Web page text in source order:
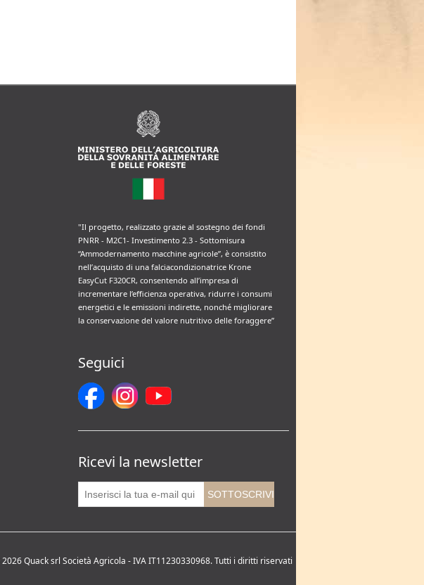
"Il progetto, realizzato grazie al sostegno dei fondi
PNRR - M2C1- Investimento 2.3 - Sottomisura
“Ammodernamento macchine agricole”, è consistito
nell’acquisto di una falciacondizionatrice Krone
EasyCut F320CR, consentendo all’impresa di
incrementare l’efficienza operativa, ridurre i consumi
energetici e le emissioni indirette, nonché migliorare
la conservazione del valore nutritivo delle foraggere”
Seguici
Ricevi la newsletter
Quack srl Società Agricola - IVA IT11230330968. Tutti i diritti riservati